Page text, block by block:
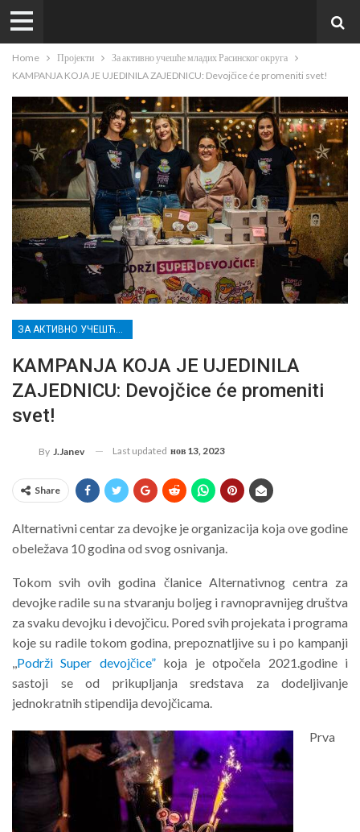
Home Пројекти
За активно учешће младих Расинског округа
KAMPANJA KOJA JE UJEDINILA ZAJEDNICU: Devojčice će promeniti svet!
KAMPANJA KOJA JE UJEDINILA
ZAJEDNICU: Devojčice će promeniti
svet!
By J.Janev Last updated нов 13, 2023
Share
Alternativni centar za devojke je organizacija koja ove godine
obeležava 10 godina od svog osnivanja.
Tokom svih ovih godina članice Alternativnog centra za
devojke radile su na stvaranju boljeg i ravnopravnijeg društva
za svaku devojku i devojčicu. Pored svih projekata i programa
koje su radile tokom godina, prepoznatljive su i po kampanji
Podrži Super devojčice”koja je otpočela 2021.godine i
sastoji se od prikupljanja sredstava za dodeljivanje
jednokratnih stipendija devojčicama.
Prva